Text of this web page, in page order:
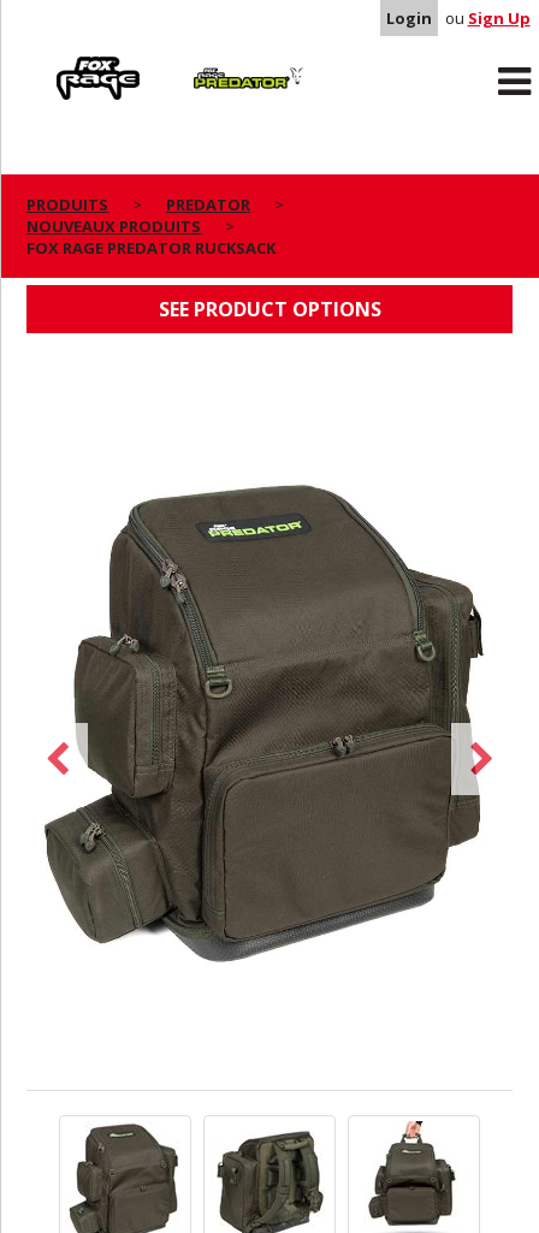
Login ou Sign Up
Predator
PRODUITS
PREDATOR
NOUVEAUX PRODUITS
FOX RAGE PREDATOR RUCKSACK
FOX RAGE PREDATOR RUCKSACK
SEE PRODUCT OPTIONS